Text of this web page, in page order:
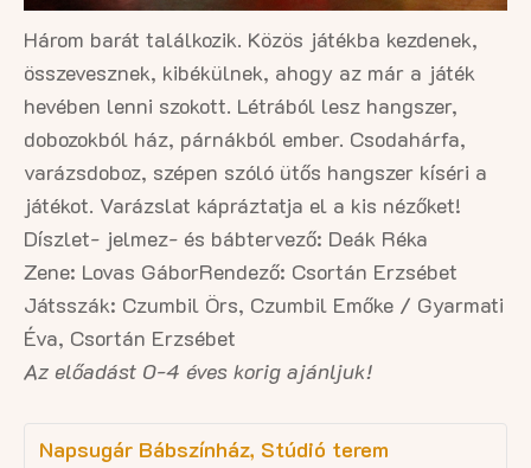
Három barát találkozik. Közös játékba kezdenek,
összevesznek, kibékülnek, ahogy az már a játék
hevében lenni szokott. Létrából lesz hangszer,
dobozokból ház, párnákból ember. Csodahárfa,
varázsdoboz, szépen szóló ütős hangszer kíséri a
játékot. Varázslat kápráztatja el a kis nézőket!
Díszlet- jelmez- és bábtervező: Deák Réka
Zene: Lovas GáborRendező: Csortán Erzsébet
Játsszák: Czumbil Örs, Czumbil Emőke / Gyarmati
Éva, Csortán Erzsébet
Az előadást 0-4 éves korig ajánljuk!
Napsugár Bábszínház, Stúdió terem